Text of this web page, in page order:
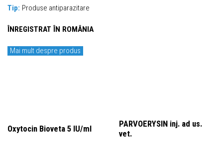
Tip: Produse antiparazitare
ÎNREGISTRAT ÎN ROMÂNIA
Mai mult despre produs
Oxytocin Bioveta 5 IU/ml
PARVOERYSIN inj. ad us.
vet.